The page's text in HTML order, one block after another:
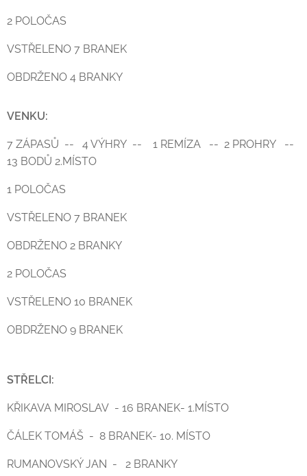
2 POLOČAS
VSTŘELENO 7 BRANEK
OBDRŽENO 4 BRANKY
VENKU:
7 ZÁPASŮ -- 4 VÝHRY -- 1 REMÍZA -- 2 PROHRY --
13 BODŮ 2.MÍSTO
1 POLOČAS
VSTŘELENO 7 BRANEK
OBDRŽENO 2 BRANKY
2 POLOČAS
VSTŘELENO 10 BRANEK
OBDRŽENO 9 BRANEK
STŘELCI:
KŘIKAVA MIROSLAV - 16 BRANEK- 1.MÍSTO
ČÁLEK TOMÁŠ - 8 BRANEK- 10. MÍSTO
RUMANOVSKÝ JAN - 2 BRANKY